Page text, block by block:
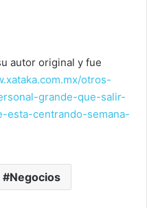
autor original y fue
otros-
grande-que-salir-
esta-centrando-semana-
Negocios